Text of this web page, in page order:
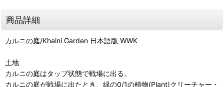
商品詳細
カルニの庭/Khalni Garden 日本語版 WWK
土地
カルニの庭はタップ状態で戦場に出る。
カルニの庭が戦場に出たとき、緑の0/1の植物(Plant)クリーチャー・